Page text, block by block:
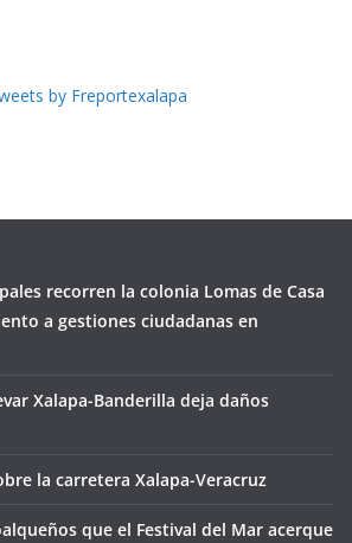
by Freportexalapa
recorren la colonia Lomas de Casa
a gestiones ciudadanas en
Xalapa-Banderilla deja daños
la carretera Xalapa-Veracruz
que el Festival del Mar acerque